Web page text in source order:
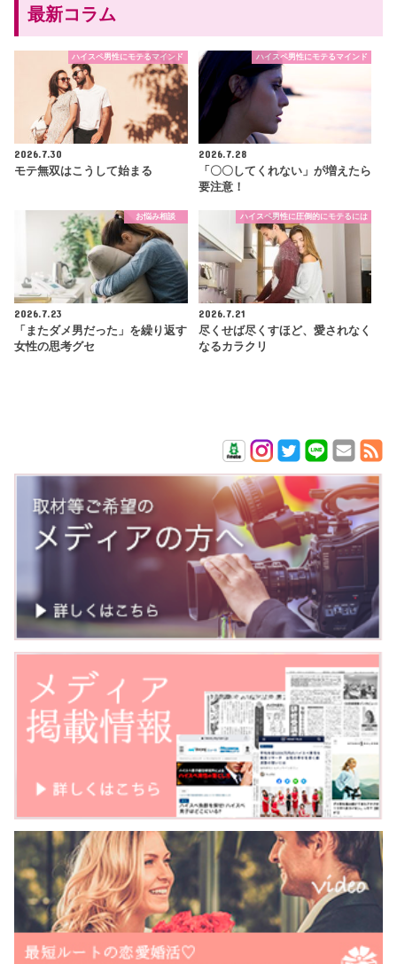
最新コラム
ハイスペ男性にモテるマインド
2026.7.30
モテ無双はこうして始まる
ハイスペ男性にモテるマインド
2026.7.28
「〇〇してくれない」が増えたら
要注意！
お悩み相談
2026.7.23
「またダメ男だった」を繰り返す
女性の思考グセ
ハイスペ男性に圧倒的にモテるには
2026.7.21
尽くせば尽くすほど、愛されなく
なるカラクリ